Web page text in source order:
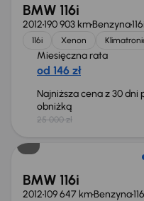
BMW 116i
2012190 903 kmBenzyna116i
116i Xenon
Miesięczna rata
od 146 zł
Najniższa cena z 30 dni
obniżką
25 000 zł
Taniej o 1 000 zł
BMW 116i
2012109 647 kmBenzyna